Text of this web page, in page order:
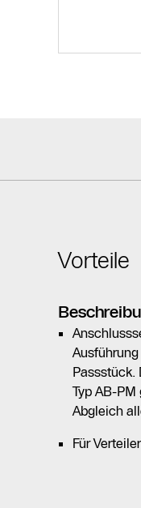
Vorteile
Passstück.
Typ AB-
Abgleich
Für